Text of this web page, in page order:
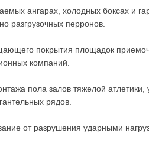
ангарах, холодных боксах и
разгрузочных перронов.
покрытия площадок
компаний.
пола залов тяжелой атлетики,
рядов.
от разрушения ударными